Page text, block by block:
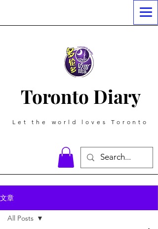
Toronto Diary
Let the world loves Toronto
文章
All Posts